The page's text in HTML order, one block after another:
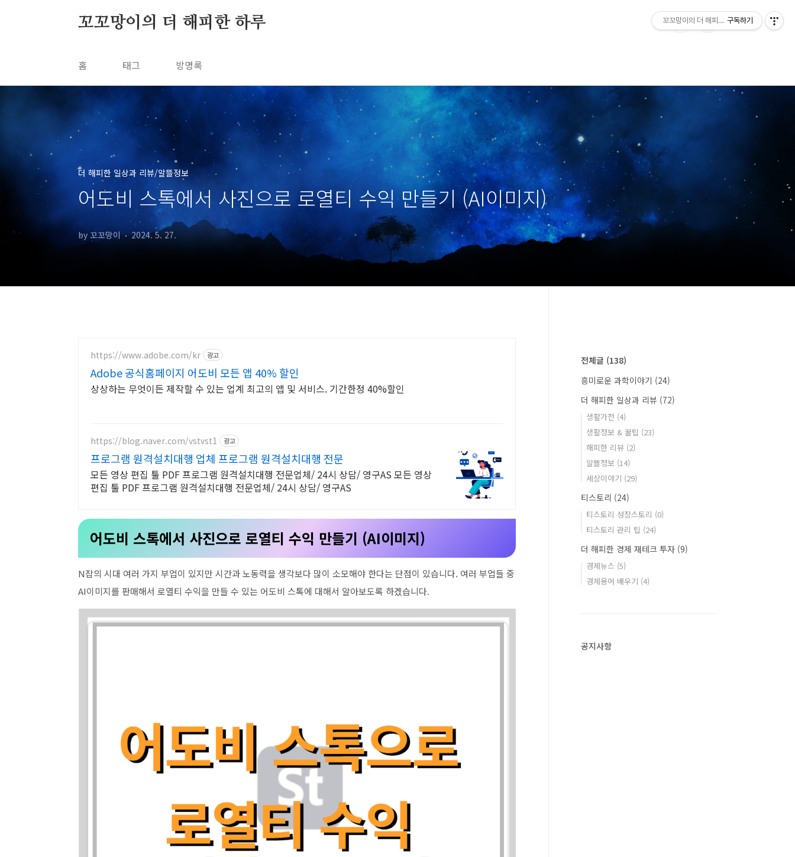
꼬꼬망이의 더 해피한 하루
홈 태그 방명록
더 해피한 일상과 리뷰/알뜰정보
어도비 스톡에서 사진으로 로열티 수익 만들기 (AI이미지)
by 꼬꼬망이 2024. 5. 27.
https://www.adobe.com/kr 광고
Adobe 공식홈페이지 어도비 모든 앱 40% 할인
상상하는 무엇이든 제작할 수 있는 업계 최고의 앱 및 서비스. 기간한정 40%할인
https://blog.naver.com/vstvst1 광고
프로그램 원격설치대행 업체 프로그램 원격설치대행 전문
모든 영상 편집 툴 PDF 프로그램 원격설치대행 전문업체/ 24시 상담/ 영구AS 모든 영상
편집 툴 PDF 프로그램 원격설치대행 전문업체/ 24시 상담/ 영구AS
어도비 스톡에서 사진으로 로열티 수익 만들기 (AI이미지)
N잡의 시대 여러 가지 부업이 있지만 시간과 노동력을 생각보다 많이 소모해야 한다는 단점이 있습니다. 여러 부업들 중
AI이미지를 판매해서 로열티 수익을 만들 수 있는 어도비 스톡에 대해서 알아보도록 하겠습니다.
전체글 (138)
흥미로운 과학이야기 (24)
더 해피한 일상과 리뷰 (72)
생활가전 (4)
생활정보 & 꿀팁 (23)
해피한 리뷰 (2)
알뜰정보 (14)
세상이야기 (29)
티스토리 (24)
티스토리 성장스토리 (0)
티스토리 관리 팁 (24)
더 해피한 경제 재테크 투자 (9)
경제뉴스 (5)
경제용어 배우기 (4)
공지사항
꼬꼬망이의 더 해피한 하루구독하기